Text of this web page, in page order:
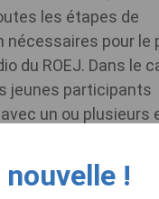
les étapes de
nécessaires pour le
du ROEJ. Dans le
jeunes participants
un ou plusieurs
de radio sur un
de […]
nouvelle !